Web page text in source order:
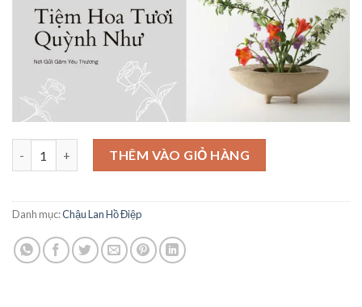
Giỏ Lan Hồ Điệp - HĐ49 số lượng
THÊM VÀO GIỎ HÀNG
Danh mục:Chậu Lan Hồ Điệp